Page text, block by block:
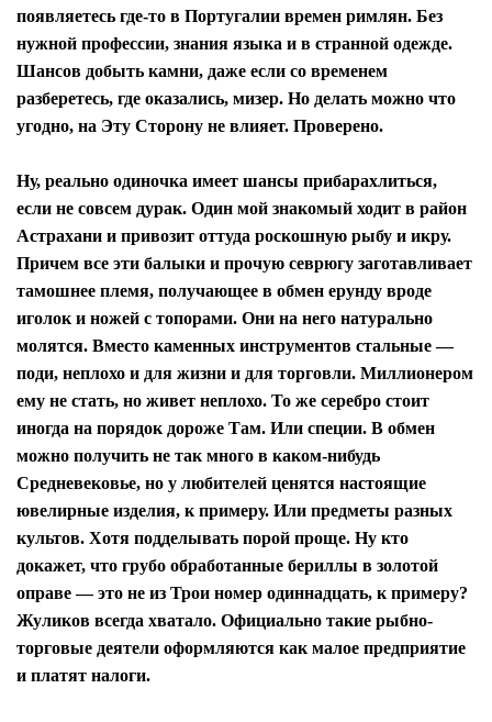
появляетесь где-то в Португалии времен римлян. Без
нужной профессии, знания языка и в странной одежде.
Шансов добыть камни, даже если со временем
разберетесь, где оказались, мизер. Но делать можно что
угодно, на Эту Сторону не влияет. Проверено.
Ну, реально одиночка имеет шансы прибарахлиться,
если не совсем дурак. Один мой знакомый ходит в район
Астрахани и привозит оттуда роскошную рыбу и икру.
Причем все эти балыки и прочую севрюгу заготавливает
тамошнее племя, получающее в обмен ерунду вроде
иголок и ножей с топорами. Они на него натурально
молятся. Вместо каменных инструментов стальные —
поди, неплохо и для жизни и для торговли. Миллионером
ему не стать, но живет неплохо. То же серебро стоит
иногда на порядок дороже Там. Или специи. В обмен
можно получить не так много в каком-нибудь
Средневековье, но у любителей ценятся настоящие
ювелирные изделия, к примеру. Или предметы разных
культов. Хотя подделывать порой проще. Ну кто
докажет, что грубо обработанные бериллы в золотой
оправе — это не из Трои номер одиннадцать, к примеру?
Жуликов всегда хватало. Официально такие рыбно-
торговые деятели оформляются как малое предприятие
и платят налоги.